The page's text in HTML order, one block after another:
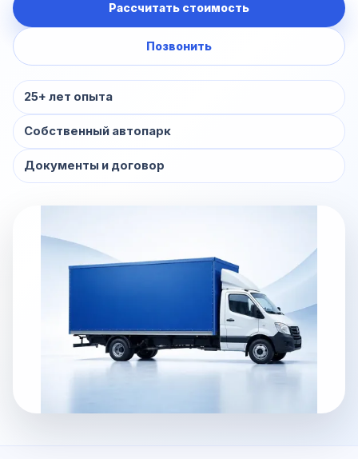
Рассчитать стоимость
Позвонить
25+ лет опыта
Собственный автопарк
Документы и договор